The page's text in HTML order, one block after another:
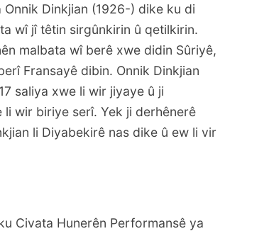
Dinkjian (1926-) dike ku di
wî jî têtin sirgûnkirin û qetilkirin.
malbata wî berê xwe didin Sûriyê,
Fransayê dibin. Onnik Dinkjian
saliya xwe li wir jiyaye û ji
wir biriye serî. Yek ji derhênerê
li Diyabekirê nas dike û ew li vir
Civata Hunerên Performansê ya